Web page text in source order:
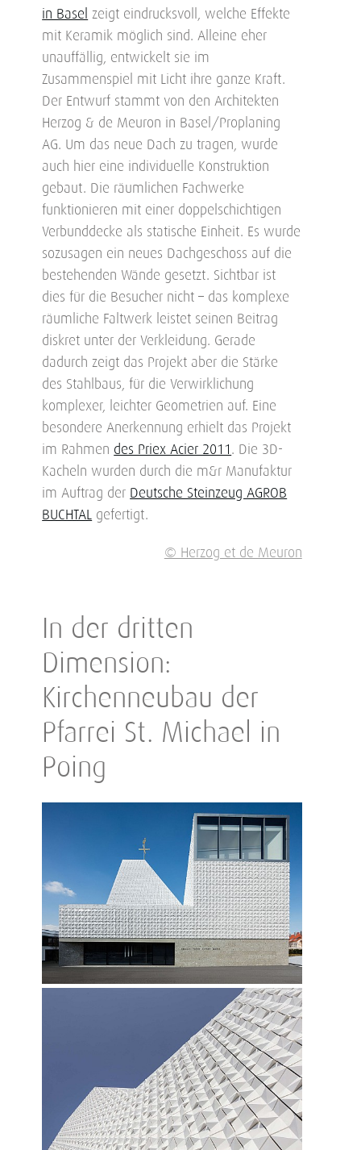
in Basel
zeigt eindrucksvoll, welche Effekte
mit Keramik möglich sind. Alleine eher
unauffällig, entwickelt sie im
Zusammenspiel mit Licht ihre ganze Kraft.
Der Entwurf stammt von den Architekten
Herzog & de Meuron in Basel/Proplaning
AG. Um das neue Dach zu tragen, wurde
auch hier eine individuelle Konstruktion
gebaut. Die räumlichen Fachwerke
funktionieren mit einer doppelschichtigen
Verbunddecke als statische Einheit. Es wurde
sozusagen ein neues Dachgeschoss auf die
bestehenden Wände gesetzt. Sichtbar ist
dies für die Besucher nicht – das komplexe
räumliche Faltwerk leistet seinen Beitrag
diskret unter der Verkleidung. Gerade
dadurch zeigt das Projekt aber die Stärke
des Stahlbaus, für die Verwirklichung
komplexer, leichter Geometrien auf. Eine
besondere Anerkennung erhielt das Projekt
im Rahmen des Priex Acier 2011 . Die 3D-
Kacheln wurden durch die m&r Manufaktur
im Auftrag der Deutsche Steinzeug AGROB
BUCHTAL gefertigt.
© Herzog et de Meuron
In der dritten
Dimension:
Kirchenneubau der
Pfarrei St. Michael in
Poing